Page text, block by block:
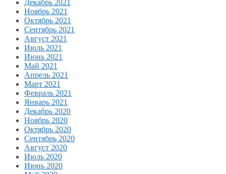
Декабрь 2021
Ноябрь 2021
Октябрь 2021
Сентябрь 2021
Август 2021
Июль 2021
Июнь 2021
Май 2021
Апрель 2021
Март 2021
Февраль 2021
Январь 2021
Декабрь 2020
Ноябрь 2020
Октябрь 2020
Сентябрь 2020
Август 2020
Июль 2020
Июнь 2020